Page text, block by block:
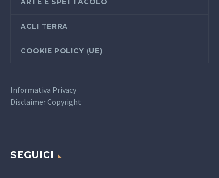
ARTE E SPETTACOLO
ACLI TERRA
COOKIE POLICY (UE)
Informativa Privacy
Disclaimer Copyright
SEGUICI